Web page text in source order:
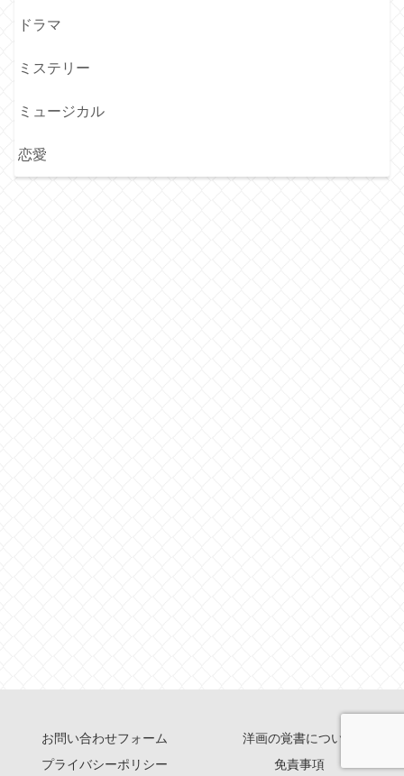
ドラマ
ミステリー
ミュージカル
恋愛
お問い合わせフォーム
洋画の覚書について
プライバシーポリシー
免責事項